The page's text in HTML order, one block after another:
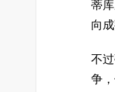
蒂
向成
不
争